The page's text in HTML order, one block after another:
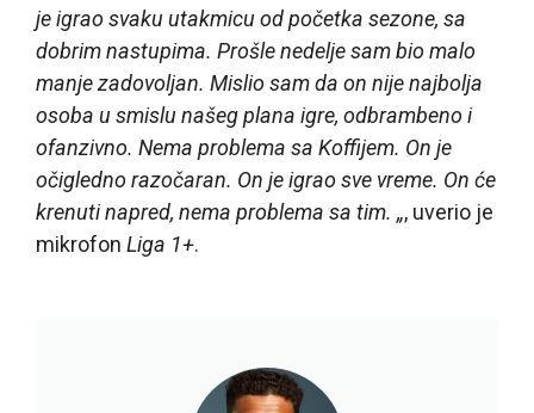
je igrao svaku utakmicu od početka sezone, sa
dobrim nastupima. Prošle nedelje sam bio malo
manje zadovoljan. Mislio sam da on nije najbolja
osoba u smislu našeg plana igre, odbrambeno i
ofanzivno. Nema problema sa Koffijem. On je
očigledno razočaran. On je igrao sve vreme. On će
krenuti napred, nema problema sa tim. „, uverio je
mikrofon Liga 1+.